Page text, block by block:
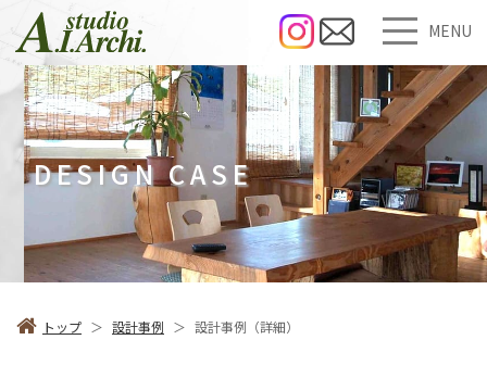
MENU
DESIGN CASE
トップ ＞ 設計事例 ＞ 設計事例（詳細）